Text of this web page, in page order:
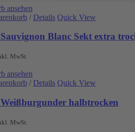
ansehen
/ Details Quick View
Blanc Sekt extra
MwSt.
ansehen
/ Details Quick View
halbtrocken
MwSt.